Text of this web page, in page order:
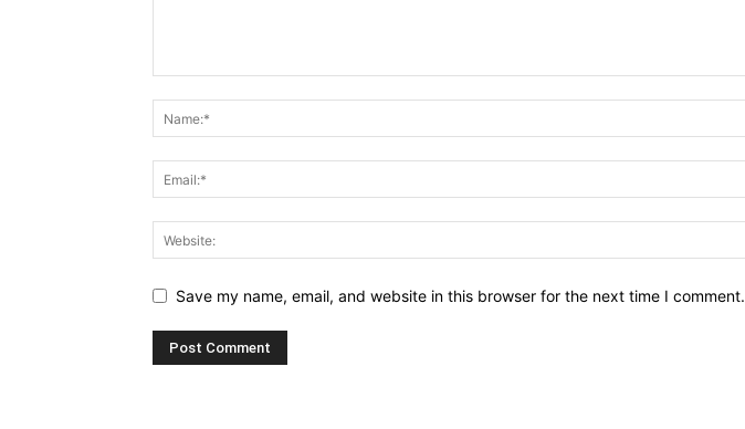
Save my name, email, and website in this browser for the next time I comment.